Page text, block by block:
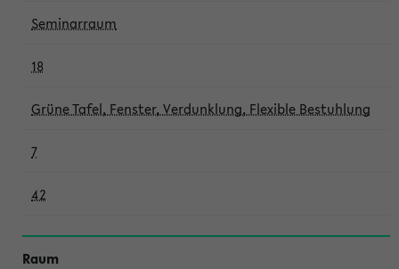
Seminarraum
18
Grüne Tafel, Fenster, Verdunklung, Flexible Bestuhlung
7
42